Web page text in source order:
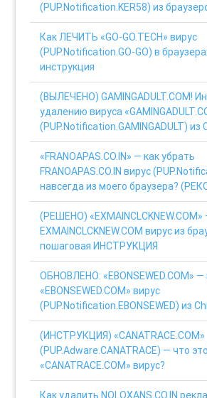
(PUP.Notification.KER58) из
Как ЛЕЧИТЬ «GO-GO.TECH» вирус
(PUP.Notification.GO-GO) в
инструкция
(ВЫЛЕЧЕНО) GAMINGADULT.COM!
удалению вируса
(PUP.Notification.GAMINGADULT) из
«FRANOAPAS.CO.IN» — как убрать
FRANOAPAS.CO.IN вирус
навсегда из моего браузера?
(РЕШЕНО)
EXMAINCLCKNEW.COM вирус из
пошаговая ИНСТРУКЦИЯ
ОБНОВЛЕНО: «EBONSEWED.COM» —
«EBONSEWED.COM» вирус
(PUP.Notification.EBONSEWED) из
(ИНСТРУКЦИЯ) «CANATRACE.COM»
(PUP.Adware.CANATRACE) — что
«CANATRACE.COM» вирус?
Как удалить NOLOXANS.CO.IN